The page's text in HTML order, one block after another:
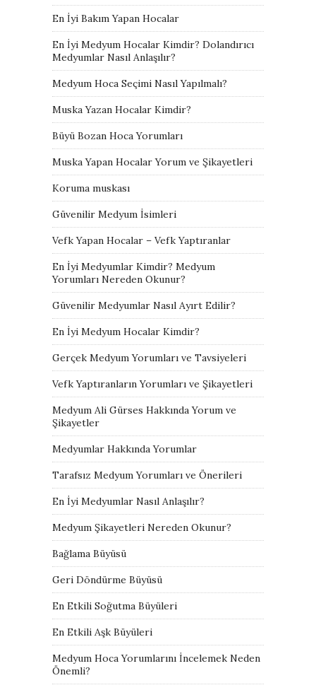
En İyi Bakım Yapan Hocalar
En İyi Medyum Hocalar Kimdir? Dolandırıcı
Medyumlar Nasıl Anlaşılır?
Medyum Hoca Seçimi Nasıl Yapılmalı?
Muska Yazan Hocalar Kimdir?
Büyü Bozan Hoca Yorumları
Muska Yapan Hocalar Yorum ve Şikayetleri
Koruma muskası
Güvenilir Medyum İsimleri
Vefk Yapan Hocalar – Vefk Yaptıranlar
En İyi Medyumlar Kimdir? Medyum
Yorumları Nereden Okunur?
Güvenilir Medyumlar Nasıl Ayırt Edilir?
En İyi Medyum Hocalar Kimdir?
Gerçek Medyum Yorumları ve Tavsiyeleri
Vefk Yaptıranların Yorumları ve Şikayetleri
Medyum Ali Gürses Hakkında Yorum ve
Şikayetler
Medyumlar Hakkında Yorumlar
Tarafsız Medyum Yorumları ve Önerileri
En İyi Medyumlar Nasıl Anlaşılır?
Medyum Şikayetleri Nereden Okunur?
Bağlama Büyüsü
Geri Döndürme Büyüsü
En Etkili Soğutma Büyüleri
En Etkili Aşk Büyüleri
Medyum Hoca Yorumlarını İncelemek Neden
Önemli?